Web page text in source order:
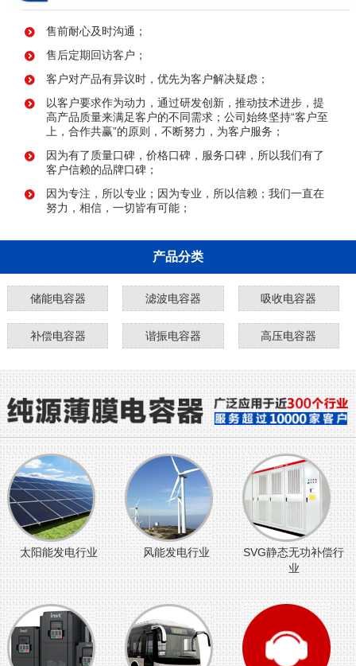
售前耐心及时沟通；
售后定期回访客户；
客户对产品有异议时，优先为客户解决疑虑；
以客户要求作为动力，通过研发创新，推动技术进步，提
高产品质量来满足客户的不同需求；公司始终坚持“客户至
上，合作共赢”的原则，不断努力，为客户服务；
因为有了质量口碑，价格口碑，服务口碑，所以我们有了
客户信赖的品牌口碑；
因为专注，所以专业；因为专业，所以信赖；我们一直在
努力，相信，一切皆有可能；
产品分类
储能电容器 滤波电容器 吸收电容器
补偿电容器 谐振电容器 高压电容器
太阳能发电行业 风能发电行业
SVG静态无功补偿行
业